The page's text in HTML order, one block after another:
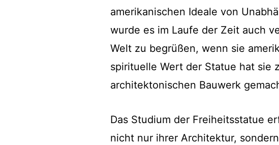
amerikanischen Ideale von
wurde es im Laufe der Zeit auch
Welt zu begrüßen, wenn sie
spirituelle Wert der Statue hat sie
architektonischen Bauwerk
Das Studium der Freiheitsstatue
nicht nur ihrer Architektur,